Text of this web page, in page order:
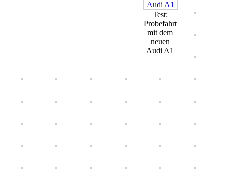
Test:
Probefahrt
mit dem
neuen
Audi A1